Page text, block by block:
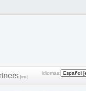
Idiomas:
[en]